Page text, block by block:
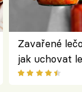
Zavařené
jak uchovat